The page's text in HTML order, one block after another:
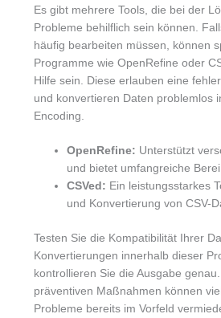
Es gibt mehrere Tools, die bei der
Probleme behilflich sein können.
häufig bearbeiten müssen, können
Programme wie OpenRefine oder
Hilfe sein. Diese erlauben eine
und konvertieren Daten problemlos
Encoding.
OpenRefine: Unterstützt
und bietet umfangreiche
CSVed: Ein leistungsstarkes
und Konvertierung von CSV-
Testen Sie die Kompatibilität Ihrer
Konvertierungen innerhalb dieser
kontrollieren Sie die Ausgabe
präventiven Maßnahmen können
Probleme bereits im Vorfeld